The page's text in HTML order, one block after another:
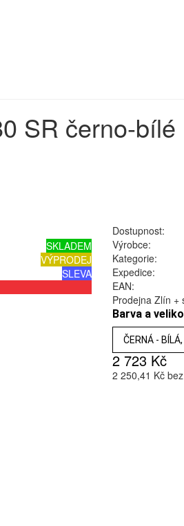
SR černo-bílé
SKLADEM
VÝPRODEJ
SLEVA
Dostupnost:
Výrobce:
Kategorie:
Expedice:
EAN:
Prodejna Zlín +
Barva a
ČERNÁ -
2 723 Kč
2 250,41 Kč